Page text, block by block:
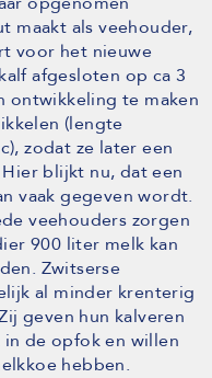
maakt als veehouder,
voor het nieuwe
afgesloten op ca 3
ontwikkeling te maken
(lengte
zodat ze later een
blijkt nu, dat een
vaak gegeven wordt.
veehouders zorgen
900 liter melk kan
Zwitserse
al minder krenterig
geven hun kalveren
de opfok en willen
hebben.